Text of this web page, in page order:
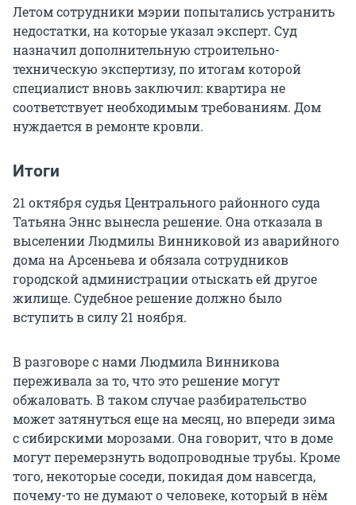
Летом сотрудники мэрии попытались устранить
недостатки, на которые указал эксперт. Суд
назначил дополнительную строительно-
техническую экспертизу, по итогам которой
специалист вновь заключил: квартира не
соответствует необходимым требованиям. Дом
нуждается в ремонте кровли.
Итоги
21 октября судья Центрального районного суда
Татьяна Эннс вынесла решение. Она отказала в
выселении Людмилы Винниковой из аварийного
дома на Арсеньева и обязала сотрудников
городской администрации отыскать ей другое
жилище. Судебное решение должно было
вступить в силу 21 ноября.
В разговоре с нами Людмила Винникова
переживала за то, что это решение могут
обжаловать. В таком случае разбирательство
может затянуться еще на месяц, но впереди зима
с сибирскими морозами. Она говорит, что в доме
могут перемерзнуть водопроводные трубы. Кроме
того, некоторые соседи, покидая дом навсегда,
почему-то не думают о человеке, который в нём